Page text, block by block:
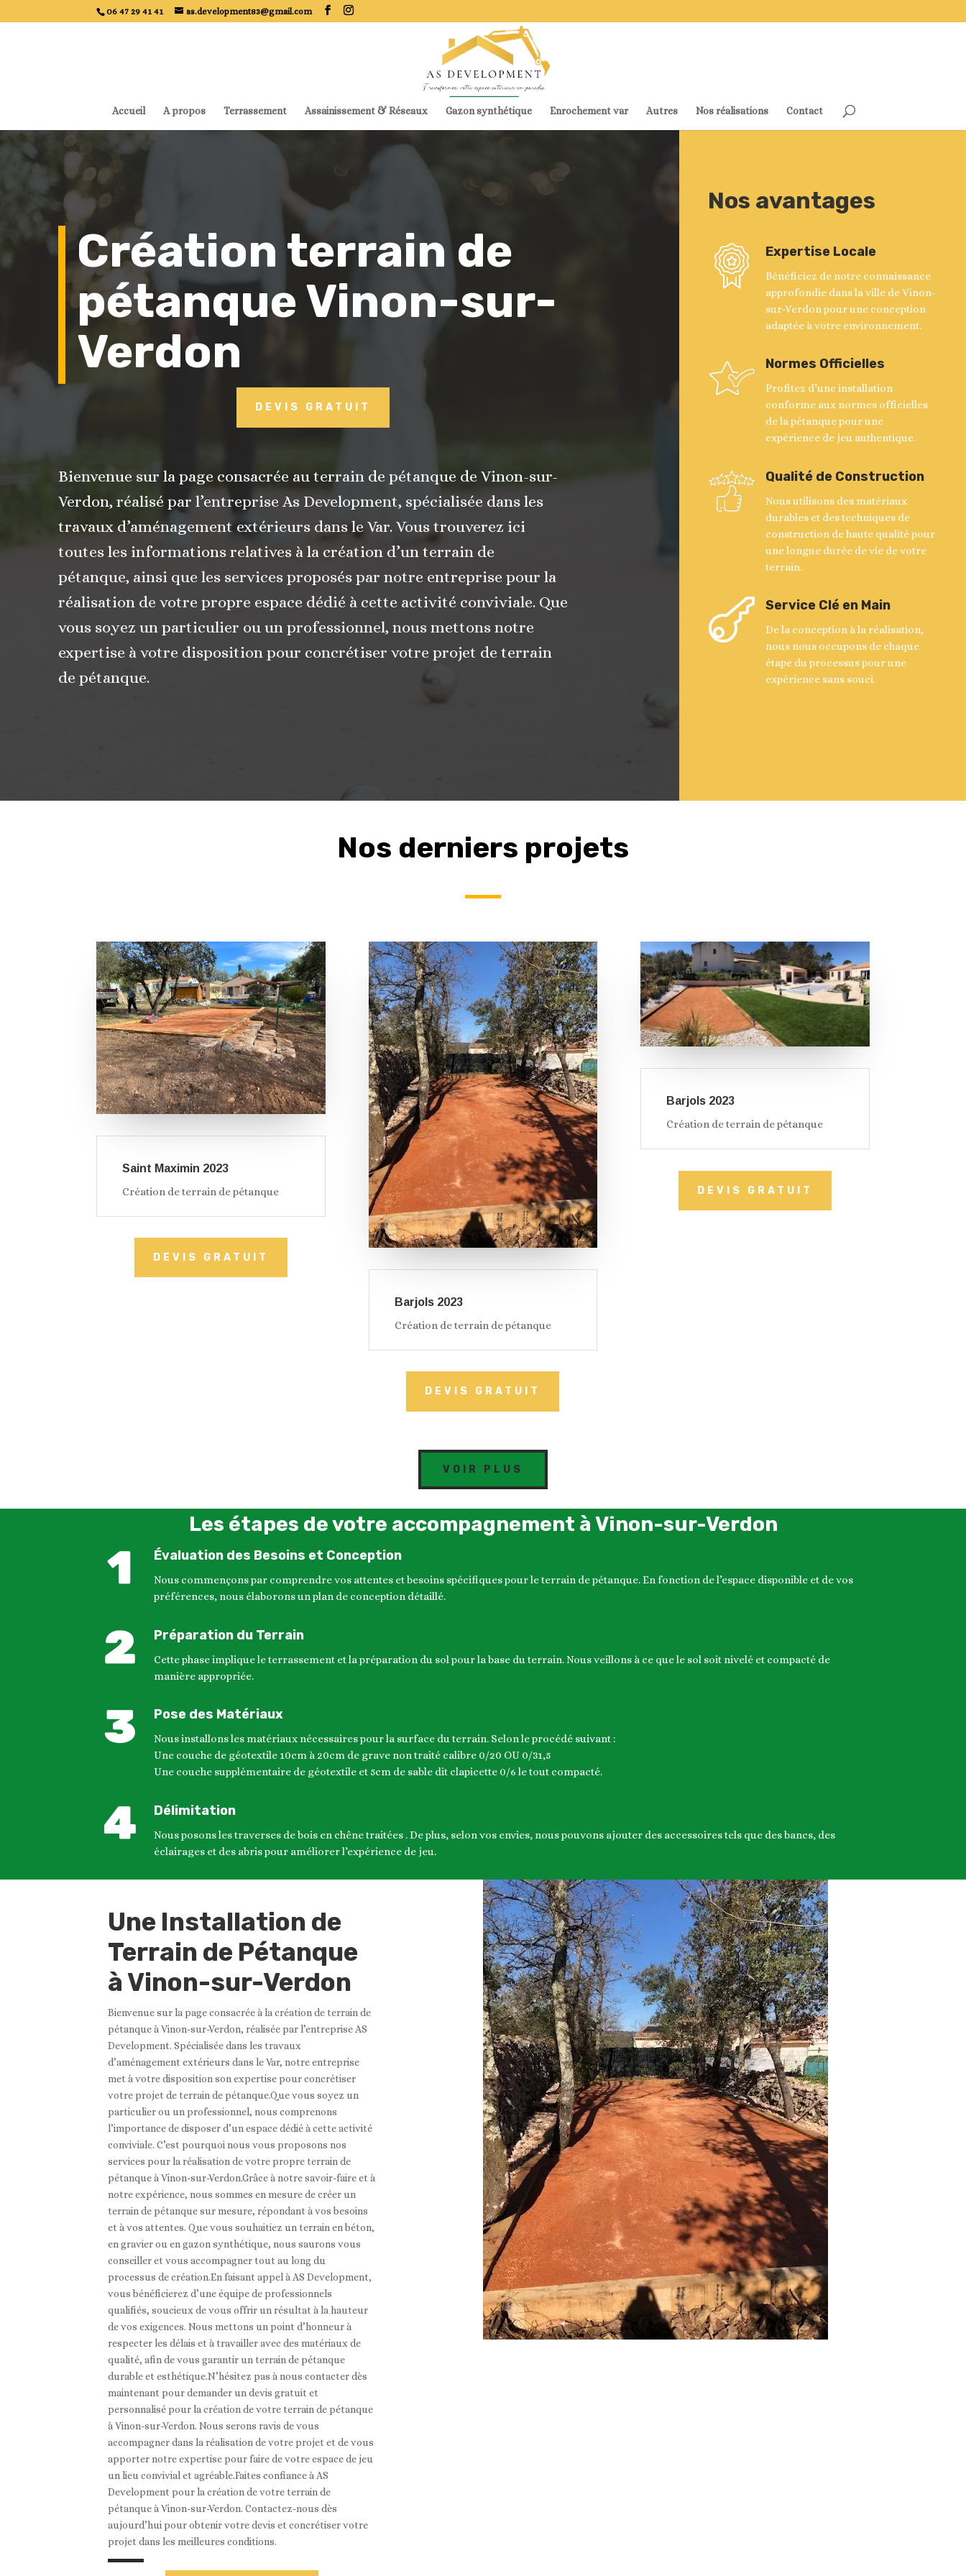
06 47 29 41 41 as.development83@gmail.com
Accueil A propos Terrassement Assainissement & Réseaux Gazon synthétique Enrochement var Autres Nos réalisations Contact
Création terrain de
pétanque Vinon-sur-
Verdon
DEVIS GRATUIT
Bienvenue sur la page consacrée au terrain de pétanque de Vinon-sur-
Verdon, réalisé par l’entreprise As Development, spécialisée dans les
travaux d’aménagement extérieurs dans le Var. Vous trouverez ici
toutes les informations relatives à la création d’un terrain de
pétanque, ainsi que les services proposés par notre entreprise pour la
réalisation de votre propre espace dédié à cette activité conviviale. Que
vous soyez un particulier ou un professionnel, nous mettons notre
expertise à votre disposition pour concrétiser votre projet de terrain
de pétanque.
Nos avantages
Expertise Locale
Bénéficiez de notre connaissance
approfondie dans la ville de Vinon-
sur-Verdon pour une conception
adaptée à votre environnement.
Normes Officielles
Profitez d’une installation
conforme aux normes officielles
de la pétanque pour une
expérience de jeu authentique.
Qualité de Construction
Nous utilisons des matériaux
durables et des techniques de
construction de haute qualité pour
une longue durée de vie de votre
terrain.
 Service Clé en Main
De la conception à la réalisation,
nous nous occupons de chaque
étape du processus pour une
expérience sans souci.
Nos derniers projets
Saint Maximin 2023
Création de terrain de pétanque
DEVIS GRATUIT
Barjols 2023
Création de terrain de pétanque
DEVIS GRATUIT
Barjols 2023
Création de terrain de pétanque
DEVIS GRATUIT
VOIR PLUS
Les étapes de votre accompagnement à Vinon-sur-Verdon
Évaluation des Besoins et Conception
Nous commençons par comprendre vos attentes et besoins spécifiques pour le terrain de pétanque. En fonction de l’espace disponible et de vos
préférences, nous élaborons un plan de conception détaillé.
Préparation du Terrain
Cette phase implique le terrassement et la préparation du sol pour la base du terrain. Nous veillons à ce que le sol soit nivelé et compacté de
manière appropriée.
Pose des Matériaux
Nous installons les matériaux nécessaires pour la surface du terrain. Selon le procédé suivant :
Une couche de géotextile 10cm à 20cm de grave non traité calibre 0/20 OU 0/31,5
Une couche supplémentaire de géotextile et 5cm de sable dit clapicette 0/6 le tout compacté.
Délimitation
Nous posons les traverses de bois en chêne traitées . De plus, selon vos envies, nous pouvons ajouter des accessoires tels que des bancs, des
éclairages et des abris pour améliorer l’expérience de jeu.
Une Installation de
Terrain de Pétanque
à Vinon-sur-Verdon
Bienvenue sur la page consacrée à la création de terrain de
pétanque à Vinon-sur-Verdon, réalisée par l’entreprise AS
Development. Spécialisée dans les travaux
d’aménagement extérieurs dans le Var, notre entreprise
met à votre disposition son expertise pour concrétiser
votre projet de terrain de pétanque.Que vous soyez un
particulier ou un professionnel, nous comprenons
l’importance de disposer d’un espace dédié à cette activité
conviviale. C’est pourquoi nous vous proposons nos
services pour la réalisation de votre propre terrain de
pétanque à Vinon-sur-Verdon.Grâce à notre savoir-faire et à
notre expérience, nous sommes en mesure de créer un
terrain de pétanque sur mesure, répondant à vos besoins
et à vos attentes. Que vous souhaitiez un terrain en béton,
en gravier ou en gazon synthétique, nous saurons vous
conseiller et vous accompagner tout au long du
processus de création.En faisant appel à AS Development,
vous bénéficierez d’une équipe de professionnels
qualifiés, soucieux de vous offrir un résultat à la hauteur
de vos exigences. Nous mettons un point d’honneur à
respecter les délais et à travailler avec des matériaux de
qualité, afin de vous garantir un terrain de pétanque
durable et esthétique.N’hésitez pas à nous contacter dès
maintenant pour demander un devis gratuit et
personnalisé pour la création de votre terrain de pétanque
à Vinon-sur-Verdon. Nous serons ravis de vous
accompagner dans la réalisation de votre projet et de vous
apporter notre expertise pour faire de votre espace de jeu
un lieu convivial et agréable.Faites confiance à AS
Development pour la création de votre terrain de
pétanque à Vinon-sur-Verdon. Contactez-nous dès
aujourd’hui pour obtenir votre devis et concrétiser votre
projet dans les meilleures conditions.